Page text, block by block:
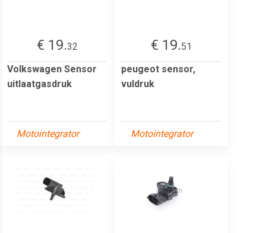
€ 19.32
Volkswagen Sensor
uitlaatgasdruk
Motointegrator
€ 19.51
peugeot sensor,
vuldruk
Motointegrator